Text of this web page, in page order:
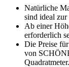
Natürliche
sind ideal zur
Ab einer
erforderlich
Die Preise
von
Quadratmeter.